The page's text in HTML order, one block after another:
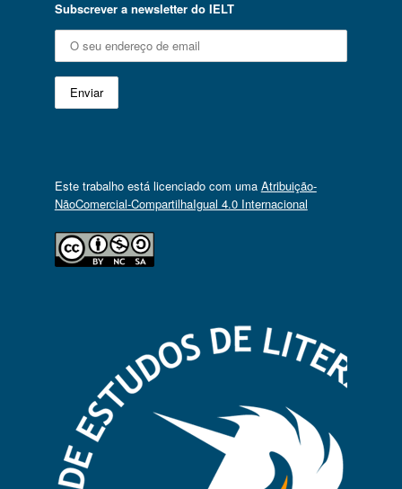
Subscrever a newsletter do IELT
Este trabalho está licenciado com uma Atribuição-
NãoComercial-CompartilhaIgual 4.0 Internacional